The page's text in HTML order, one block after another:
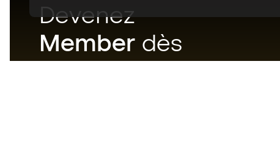
Devenez
Member dès
maintenant